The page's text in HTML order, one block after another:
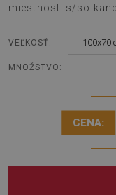
miestnosti s/so
VEĽKOSŤ: 100x70
MNOŽSTVO:
CENA: